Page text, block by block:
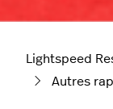
Lightspeed
Autres